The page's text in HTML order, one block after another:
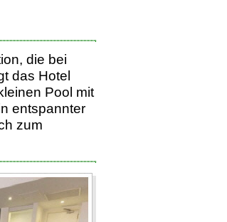
die bei
das Hotel
Pool mit
entspannter
zum